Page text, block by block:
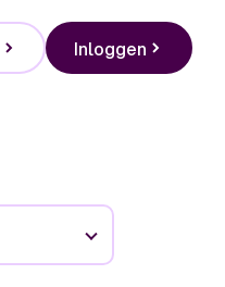
Inloggen